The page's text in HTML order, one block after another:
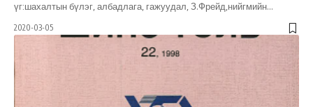
үг:шахалтын бүлэг, албадлага, гажуудал, З.Фрейд,нийгмийн…
2020-03-05